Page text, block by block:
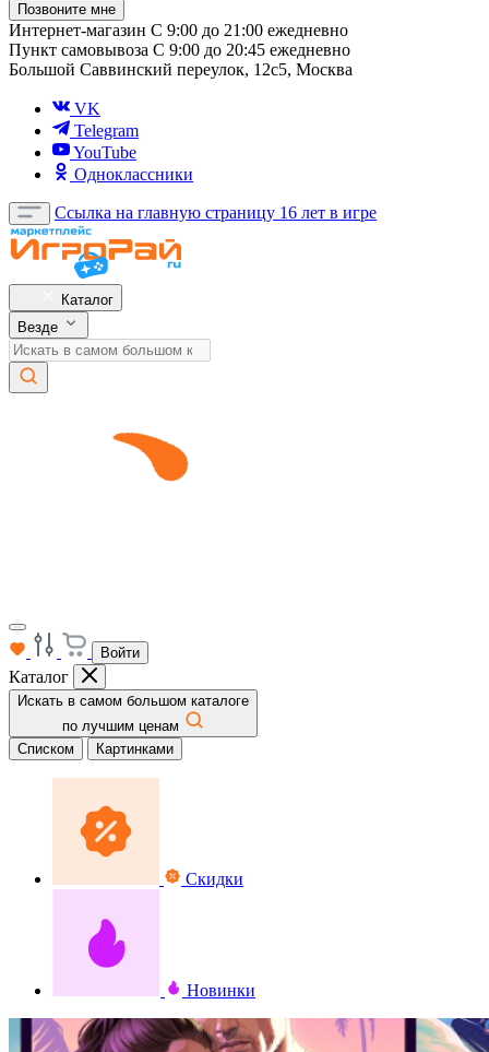
Позвоните мне
Интернет-магазин С 9:00 до 21:00 ежедневно
Пункт самовывоза С 9:00 до 20:45 ежедневно
Большой Саввинский переулок, 12с5, Москва
VK
Telegram
YouTube
Одноклассники
Ссылка на главную страницу 16 лет в игре
Каталог
Везде
Войти
Каталог
Искать в самом большом каталоге
по лучшим ценам
Списком
Картинками
Скидки
Новинки